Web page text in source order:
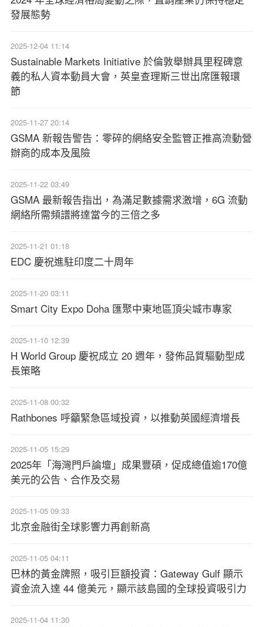
發展態勢
2025-12-04 11:14
Sustainable Markets Initiative 於倫敦舉辦具里程碑意
義的私人資本動員大會，英皇查理斯三世出席匯報環
節
2025-11-27 20:14
GSMA 新報告警告：零碎的網絡安全監管正推高流動營
辦商的成本及風險
2025-11-22 03:49
GSMA 最新報告指出，為滿足數據需求激增，6G 流動
網絡所需頻譜將達當今的三倍之多
2025-11-21 01:18
EDC 慶祝進駐印度二十周年
2025-11-20 03:11
Smart City Expo Doha 匯聚中東地區頂尖城市專家
2025-11-10 12:39
H World Group 慶祝成立 20 週年，發佈品質驅動型成
長策略
2025-11-08 00:32
Rathbones 呼籲緊急區域投資，以推動英國經濟增長
2025-11-05 15:29
2025年「海灣門戶論壇」成果豐碩，促成總值逾170億
美元的公告、合作及交易
2025-11-05 09:33
北京金融街全球影響力再創新高
2025-11-05 04:11
巴林的黃金牌照，吸引巨額投資：Gateway Gulf 顯示
資金流入達 44 億美元，顯示該島國的全球投資吸引力
2025-11-04 11:30